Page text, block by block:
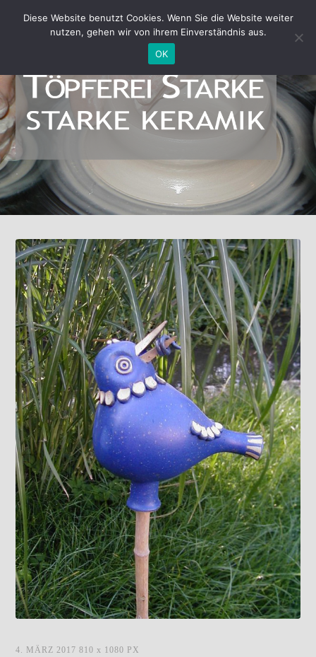
vogel-blau_mitWurm.jpg
4. MÄRZ 2017 810x 1080 PX
Diese Website benutzt Cookies. Wenn Sie die Website weiter
nutzen, gehen wir von ihrem Einverständnis aus.
OK